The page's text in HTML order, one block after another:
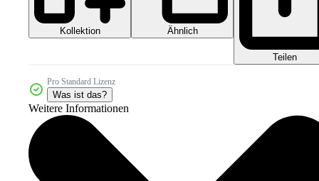
Kollektion Ähnlich
Teilen
Pro Standard Lizenz
Was ist das?
Weitere Informationen